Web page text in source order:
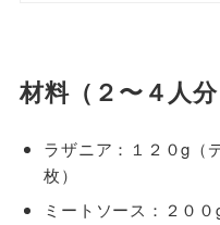
材料（２〜４人分
ラザニア：１２０g（
枚）
ミートソース：２００